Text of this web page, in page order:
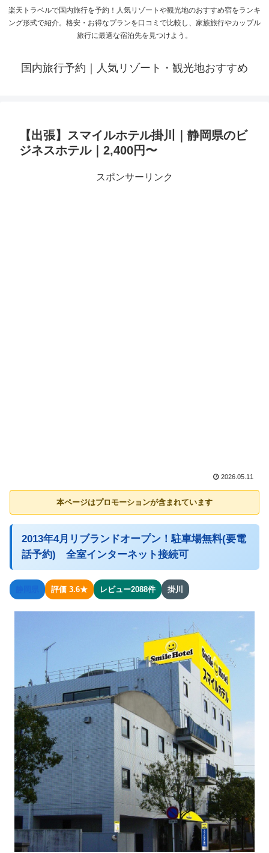
楽天トラベルで国内旅行を予約！人気リゾートや観光地のおすすめ宿をランキ
ング形式で紹介。格安・お得なプランを口コミで比較し、家族旅行やカップル
旅行に最適な宿泊先を見つけよう。
国内旅行予約｜人気リゾート・観光地おすすめ
【出張】スマイルホテル掛川｜静岡県のビ
ジネスホテル｜2,400円〜
スポンサーリンク
2026.05.11
本ページはプロモーションが含まれています
2013年4月リブランドオープン！駐車場無料(要電
話予約) 全室インターネット接続可
評価 3.6★ レビュー2088件 掛川